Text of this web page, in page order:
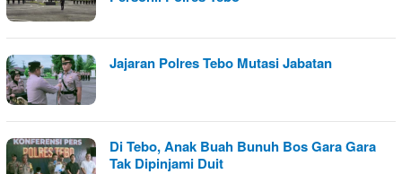
Jajaran Polres Tebo Mutasi Jabatan
Di Tebo, Anak Buah Bunuh Bos Gara Gara
Tak Dipinjami Duit